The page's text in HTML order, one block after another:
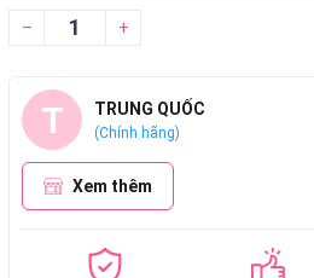
– +
T TRUNG QUỐC
(Chính hãng)
Xem thêm